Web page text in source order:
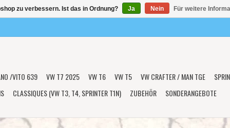
/VITO 639 VW T7 2025 VW T6 VW T5 VW CRAFTER / MAN TGE
CLASSIQUES (VW T3, T4, SPRINTER T1N) ZUBEHÖR SONDERANGEBOTE
zu verbessern. Ist das in Ordnung? Ja Nein Für weitere